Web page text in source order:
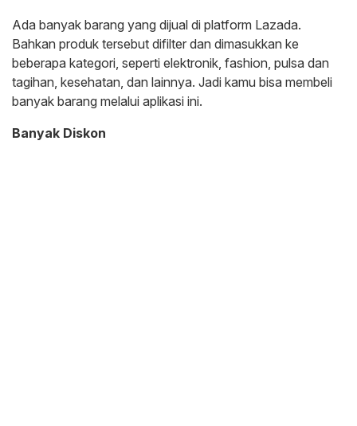
Ada banyak barang yang dijual di platform Lazada.
Bahkan produk tersebut difilter dan dimasukkan ke
beberapa kategori, seperti elektronik, fashion, pulsa dan
tagihan, kesehatan, dan lainnya. Jadi kamu bisa membeli
banyak barang melalui aplikasi ini.
Banyak Diskon